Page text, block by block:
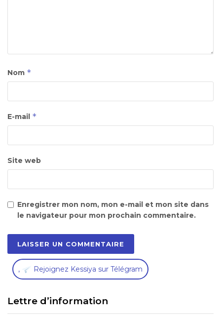
Nom *
E-mail *
Site web
Enregistrer mon nom, mon e-mail et mon site dans
le navigateur pour mon prochain commentaire.
, Rejoignez Kessiya sur Télégram
Lettre d’information